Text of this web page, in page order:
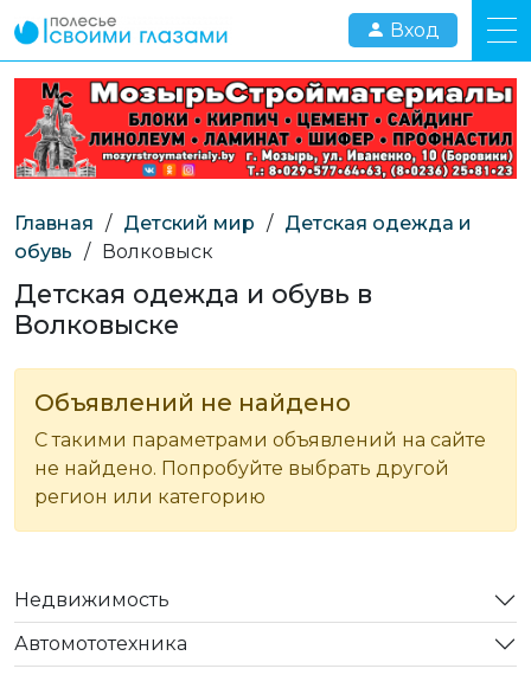
Вход
Главная / Детский мир / Детская одежда и
обувь / Волковыск
Детская одежда и обувь в
Волковыске
Объявлений не найдено
С такими параметрами объявлений на сайте
не найдено. Попробуйте выбрать другой
регион или категорию
Недвижимость
Автомототехника